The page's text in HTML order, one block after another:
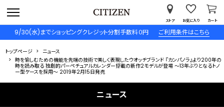
9/30(水)までショッピングクレジット分割手数料０円 ご利用条件はこちら
ストア お気に入り カート
トップページ
ニュース
時を愉しむための機能を先端の技術で美しく表現したウオッチブランド 『カンパノラ』より200年の
時を読み取る 独創的パーペチュアルカレンダー搭載の新作2モデルが登場 ～13年ぶりとなるトノ
ー型ケースを採用～ 2019年2月15日発売
ニュース